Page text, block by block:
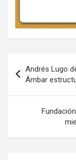
de
entradas
Andrés Lugo
Ámbar